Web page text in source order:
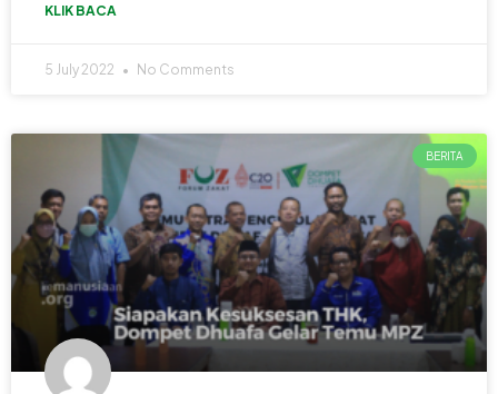
KLIK BACA
5 July 2022 No Comments
BERITA